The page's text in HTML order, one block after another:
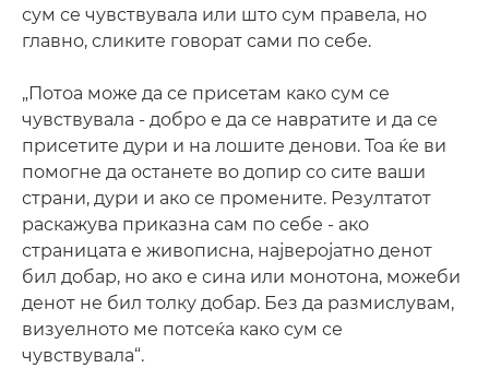
сум се чувствувала или што сум правела, но
главно, сликите говорат сами по себе.
„Потоа може да се присетам како сум се
чувствувала - добро е да се навратите и да се
присетите дури и на лошите денови. Тоа ќе ви
помогне да останете во допир со сите ваши
страни, дури и ако се промените. Резултатот
раскажува приказна сам по себе - ако
страницата е живописна, најверојатно денот
бил добар, но ако е сина или монотона, можеби
денот не бил толку добар. Без да размислувам,
визуелното ме потсеќа како сум се
чувствувала“.